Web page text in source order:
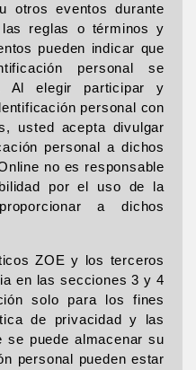
otros eventos durante
reglas o términos y
pueden indicar que
personal se
Al elegir participar y
personal con
usted acepta divulgar
personal a dichos
no es responsable
por el uso de la
a dichos
ZOE y los terceros
en las secciones 3 y 4
solo para los fines
de privacidad y las
se puede almacenar su
personal pueden estar